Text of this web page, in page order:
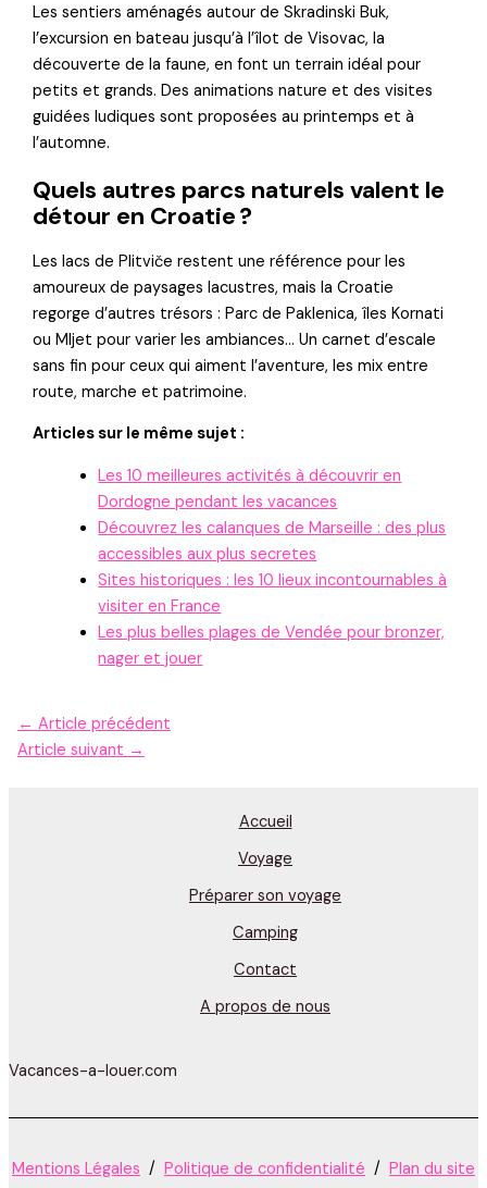
Les sentiers aménagés autour de Skradinski Buk,
l’excursion en bateau jusqu’à l’îlot de Visovac, la
découverte de la faune, en font un terrain idéal pour
petits et grands. Des animations nature et des visites
guidées ludiques sont proposées au printemps et à
l’automne.
Quels autres parcs naturels valent le
détour en Croatie ?
Les lacs de Plitviče restent une référence pour les
amoureux de paysages lacustres, mais la Croatie
regorge d’autres trésors : Parc de Paklenica, îles Kornati
ou Mljet pour varier les ambiances… Un carnet d’escale
sans fin pour ceux qui aiment l’aventure, les mix entre
route, marche et patrimoine.
Articles sur le même sujet :
Les 10 meilleures activités à découvrir en
Dordogne pendant les vacances
Découvrez les calanques de Marseille : des plus
accessibles aux plus secretes
Sites historiques : les 10 lieux incontournables à
visiter en France
Les plus belles plages de Vendée pour bronzer,
nager et jouer
← Article précédent
Article suivant →
Accueil
Voyage
Préparer son voyage
Camping
Contact
A propos de nous
Vacances-a-louer.com
Mentions Légales / Politique de confidentialité / Plan du site